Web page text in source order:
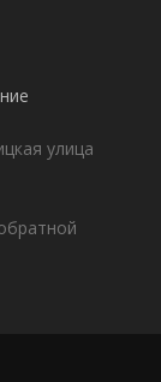
улица